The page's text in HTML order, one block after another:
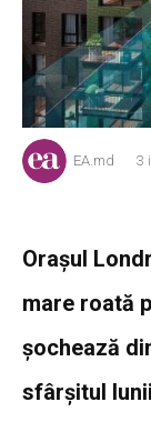
EA.md 3
Orașul
mare roată
șochează
sfârșitul